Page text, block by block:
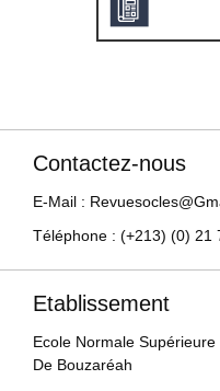
Contactez-nous
E-Mail :
Téléphone : (+213) (0) 21
Etablissement
Ecole Normale Supérieure
De Bouzaréah